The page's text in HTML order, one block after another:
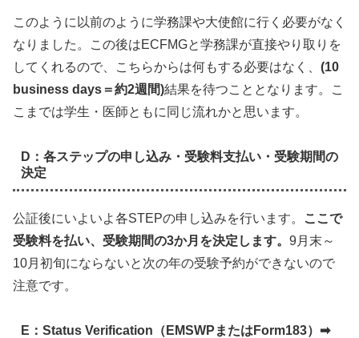
このように以前のように学務課や大使館に行く必要がなく
なりました。この後はECFMGと学務課が直接やり取りを
してくれるので、こちらからは何もする必要はなく、 (10
business days＝約2週間)結果を待つこととなります。こ
こまでは学生・医師ともに同じ流れかと思います。
D：各ステップの申し込み・受験料支払い・受験期間の
決定
公証後にいよいよ各STEPの申し込みを行います。
ここで
受験料を払い、受験期間の3か月を決定します。 9月末～
10月初旬にならないと次の年の受験予約ができないので
注意です。
E：Status Verification（EMSWPまたはForm183）➡